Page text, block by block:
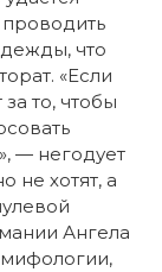
что
«Если
то, чтобы
— негодует
не хотят, а
Ангела